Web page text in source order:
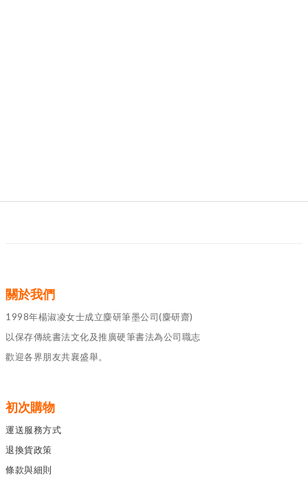
關於我們
1998年楊淑凌女士成立麋研筆墨公司(麋研齋)
以保存傳統書法文化及推廣硬筆書法為公司職志
歡迎各界朋友共襄盛舉。
初次購物
運送服務方式
退換貨政策
條款與細則